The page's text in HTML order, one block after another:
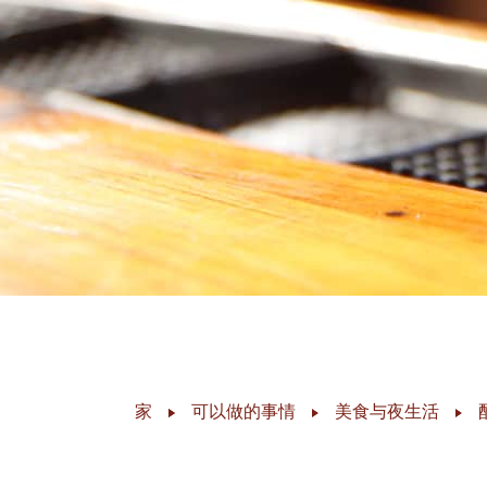
家 可以做的事情 美食与夜生活